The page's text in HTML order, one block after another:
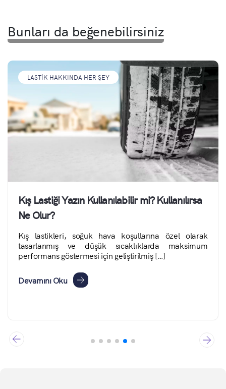
Bunları da beğenebilirsiniz
LASTIK HAKKINDA HER ŞEY
Kış Lastiği Yazın Kullanılabilir mi? Kullanılırsa
Ne Olur?
Kış lastikleri, soğuk hava koşullarına özel olarak
tasarlanmış ve düşük sıcaklıklarda maksimum
performans göstermesi için geliştirilmiş […]
Devamını Oku